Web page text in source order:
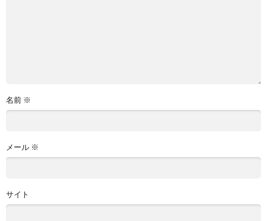
名前 ※
メール ※
サイト